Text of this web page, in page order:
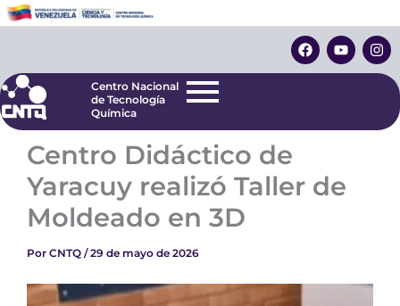
al
F
a
c
o
Y
o
u
e
I
n
s
r
Centro Nacional
de Tecnología
Centro Nacional
de Tecnología
Química
Centro Didáctico de
Yaracuy realizó Taller de
Moldeado en 3D
Por CNTQ /29 de mayo de 2026